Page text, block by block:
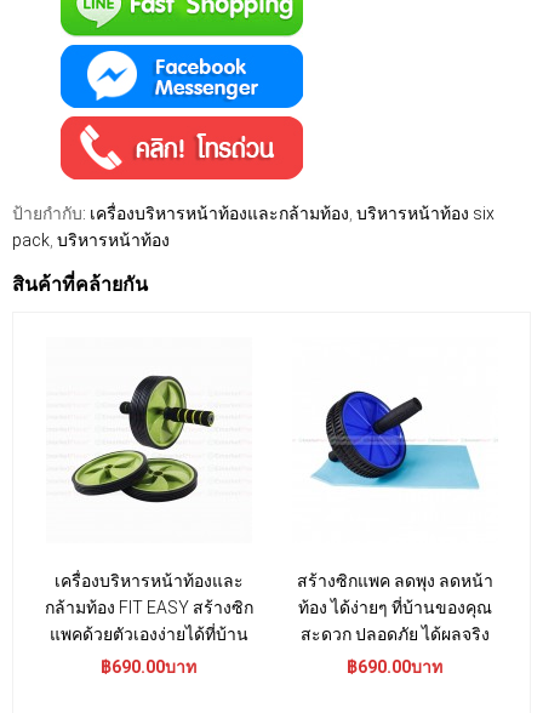
ป้ายกำกับ: เครื่องบริหารหน้าท้องและกล้ามท้อง บริหารหน้าท้อง six
pack บริหารหน้าท้อง
สินค้าที่คล้ายกัน
เครื่องบริหารหน้าท้องและ
กล้ามท้อง FIT EASY สร้างซิก
แพคด้วยตัวเองง่ายได้ที่บ้าน
฿690.00บาท
สร้างซิกแพค ลดพุง ลดหน้า
ท้อง ได้ง่ายๆ ที่บ้านของคุณ
สะดวก ปลอดภัย ได้ผลจริง
฿690.00บาท